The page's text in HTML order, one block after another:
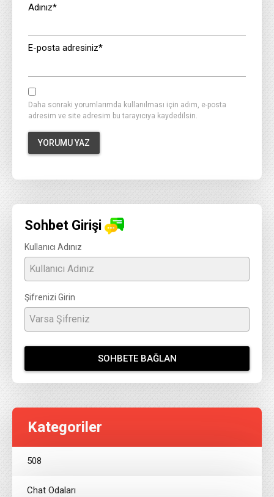
Adınız*
E-posta adresiniz*
Daha sonraki yorumlarımda kullanılması için adım, e-posta
adresim ve site adresim bu tarayıcıya kaydedilsin.
Sohbet Girişi
Kullanıcı Adınız
Şifrenizi Girin
SOHBETE BAĞLAN
Kategoriler
508
Chat Odaları